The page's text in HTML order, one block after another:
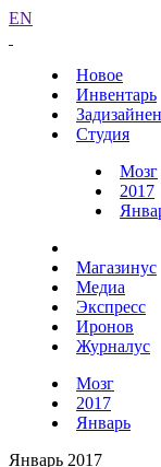
EN
Новое
Инвентарь
Студия
Мозг
2017
Магазинус
Медиа
Экспресс
Иронов
Журналус
Мозг
2017
Январь
Январь 2017